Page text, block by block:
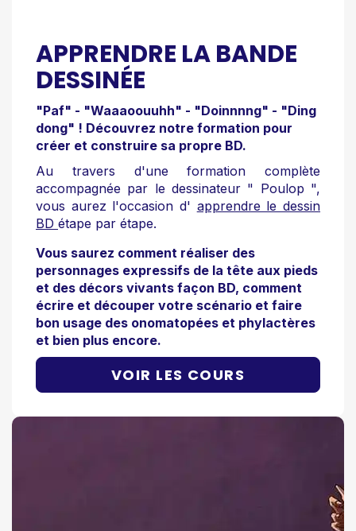
APPRENDRE LA BANDE
DESSINÉE
"Paf" - "Waaaoouuhh" - "Doinnnng" - "Ding
dong" ! Découvrez notre formation pour
créer et construire sa propre BD.
Au travers d'une formation complète
accompagnée par le dessinateur " Poulop ",
vous aurez l'occasion d' apprendre le dessin
BD étape par étape.
Vous saurez comment réaliser des
personnages expressifs de la tête aux pieds
et des décors vivants façon BD, comment
écrire et découper votre scénario et faire
bon usage des onomatopées et phylactères
et bien plus encore.
VOIR LES COURS